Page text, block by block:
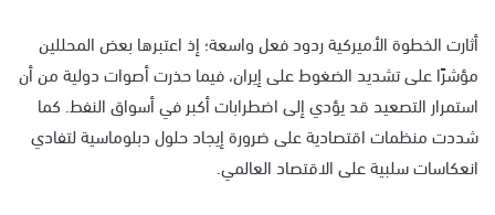
أثارت الخطوة الأميركية ردود فعل واسعة؛ إذ اعتبرها بعض المحللين
مؤشرًا على تشديد الضغوط على إيران، فيما حذرت أصوات دولية من أن
استمرار التصعيد قد يؤدي إلى اضطرابات أكبر في أسواق النفط. كما
شددت منظمات اقتصادية على ضرورة إيجاد حلول دبلوماسية لتفادي
انعكاسات سلبية على الاقتصاد العالمي.